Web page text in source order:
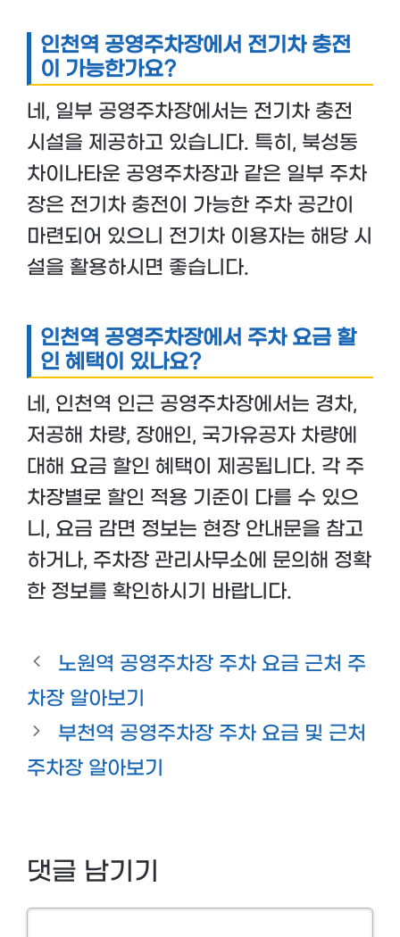
인천역 공영주차장에서 전기차 충전
이 가능한가요?
네, 일부 공영주차장에서는 전기차 충전
시설을 제공하고 있습니다. 특히, 북성동
차이나타운 공영주차장과 같은 일부 주차
장은 전기차 충전이 가능한 주차 공간이
마련되어 있으니 전기차 이용자는 해당 시
설을 활용하시면 좋습니다.
인천역 공영주차장에서 주차 요금 할
인 혜택이 있나요?
네, 인천역 인근 공영주차장에서는 경차,
저공해 차량, 장애인, 국가유공자 차량에
대해 요금 할인 혜택이 제공됩니다. 각 주
차장별로 할인 적용 기준이 다를 수 있으
니, 요금 감면 정보는 현장 안내문을 참고
하거나, 주차장 관리사무소에 문의해 정확
한 정보를 확인하시기 바랍니다.
노원역 공영주차장 주차 요금 근처 주
차장 알아보기
부천역 공영주차장 주차 요금 및 근처
주차장 알아보기
댓글 남기기